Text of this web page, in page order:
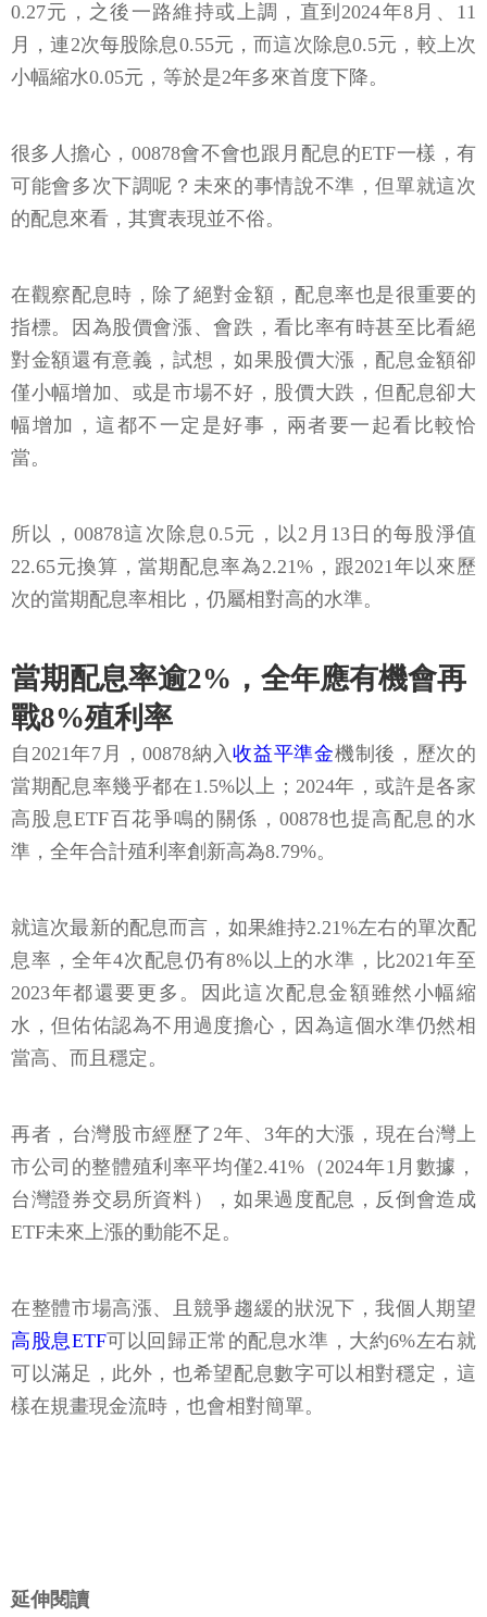
0.27元，之後一路維持或上調，直到2024年8月、11
月，連2次每股除息0.55元，而這次除息0.5元，較上次
小幅縮水0.05元，等於是2年多來首度下降。
很多人擔心，00878會不會也跟月配息的ETF一樣，有
可能會多次下調呢？未來的事情說不準，但單就這次
的配息來看，其實表現並不俗。
在觀察配息時，除了絕對金額，配息率也是很重要的
指標。因為股價會漲、會跌，看比率有時甚至比看絕
對金額還有意義，試想，如果股價大漲，配息金額卻
僅小幅增加、或是市場不好，股價大跌，但配息卻大
幅增加，這都不一定是好事，兩者要一起看比較恰
當。
所以，00878這次除息0.5元，以2月13日的每股淨值
22.65元換算，當期配息率為2.21%，跟2021年以來歷
次的當期配息率相比，仍屬相對高的水準。
當期配息率逾2%，全年應有機會再
戰8%殖利率
自2021年7月，00878納入收益平準金機制後，歷次的
當期配息率幾乎都在1.5%以上；2024年，或許是各家
高股息ETF百花爭鳴的關係，00878也提高配息的水
準，全年合計殖利率創新高為8.79%。
就這次最新的配息而言，如果維持2.21%左右的單次配
息率，全年4次配息仍有8%以上的水準，比2021年至
2023年都還要更多。因此這次配息金額雖然小幅縮
水，但佑佑認為不用過度擔心，因為這個水準仍然相
當高、而且穩定。
再者，台灣股市經歷了2年、3年的大漲，現在台灣上
市公司的整體殖利率平均僅2.41%（2024年1月數據，
台灣證券交易所資料），如果過度配息，反倒會造成
ETF未來上漲的動能不足。
在整體市場高漲、且競爭趨緩的狀況下，我個人期望
高股息ETF可以回歸正常的配息水準，大約6%左右就
可以滿足，此外，也希望配息數字可以相對穩定，這
樣在規畫現金流時，也會相對簡單。
延伸閱讀